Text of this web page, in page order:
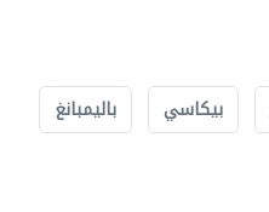
بيكاسي باليمبانغ